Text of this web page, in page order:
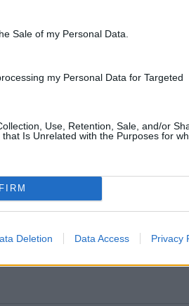
Sale of my Personal Data.
my Personal Data for Targeted
Use, Retention, Sale, and/or
Is Unrelated with the Purposes for
Deletion Data Access Privacy